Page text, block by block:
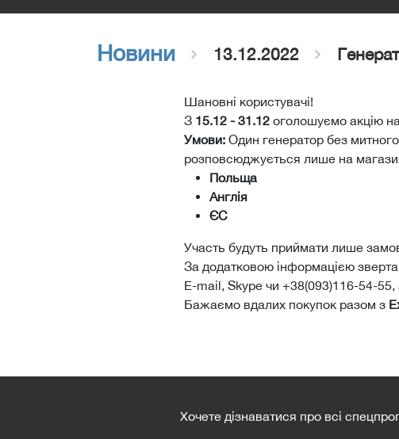
Новини 13.12.2022
Шановні користувачі!
З 15.12 - 31.12оголошуємо акцію
Умови:Один генератор без
розповсюджується лише на
Польща
Англія
ЄС
Участь будуть приймати лише
За додатковою інформацією
E-mail, Skype чи +38(093)116-54-
Бажаємо вдалих покупок разом з
Хочете дізнаватися про всі